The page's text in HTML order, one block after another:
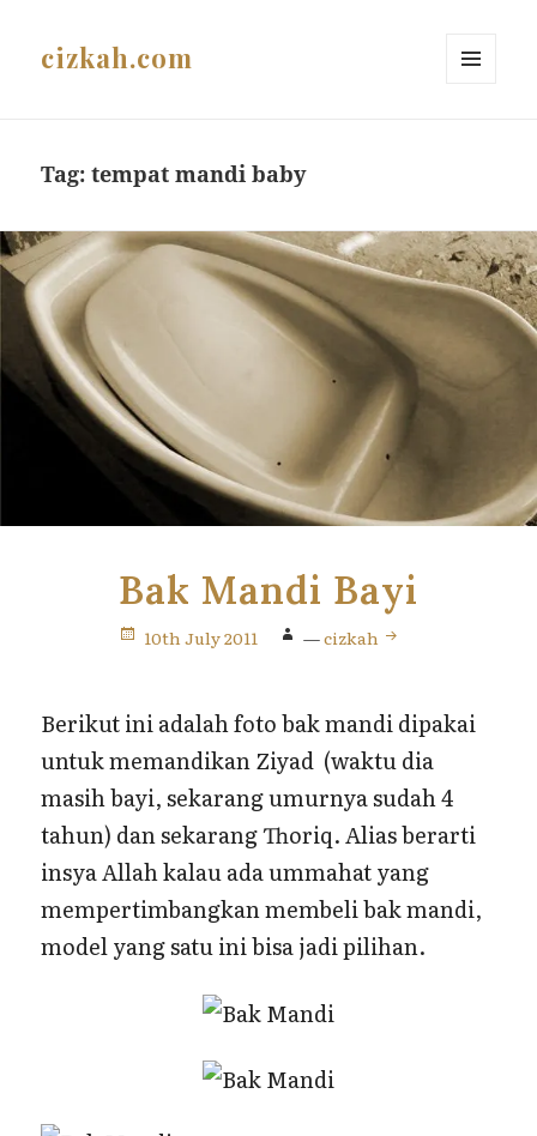
cizkah.com
Tag:tempat mandi baby
Bak Mandi Bayi
10th July 2011 —cizkah
Berikut ini adalah foto bak mandi dipakai
untuk memandikan Ziyad (waktu dia
masih bayi, sekarang umurnya sudah 4
tahun) dan sekarang Thoriq. Alias berarti
insya Allah kalau ada ummahat yang
mempertimbangkan membeli bak mandi,
model yang satu ini bisa jadi pilihan.